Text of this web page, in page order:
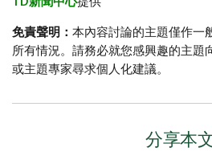
免責聲明： 本內容討論的主題僅作一
所有情況。請務必就您感興趣的主題
或主題專家尋求個人化建議。
分享本